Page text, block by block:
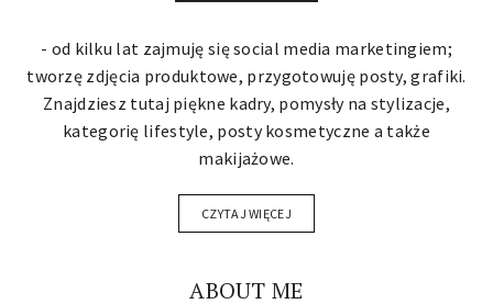
- od kilku lat zajmuję się social media marketingiem;
tworzę zdjęcia produktowe, przygotowuję posty, grafiki.
Znajdziesz tutaj piękne kadry, pomysły na stylizacje,
kategorię lifestyle, posty kosmetyczne a także
makijażowe.
CZYTAJ WIĘCEJ
ABOUT ME